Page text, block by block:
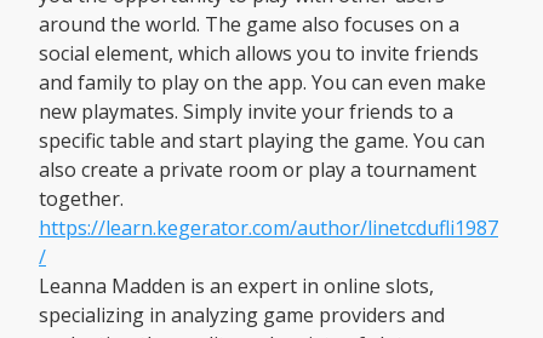
around the world. The game also focuses on a
social element, which allows you to invite friends
and family to play on the app. You can even make
new playmates. Simply invite your friends to a
specific table and start playing the game. You can
also create a private room or play a tournament
together.
https://learn.kegerator.com/author/linetcdufli1987
/
Leanna Madden is an expert in online slots,
specializing in analyzing game providers and